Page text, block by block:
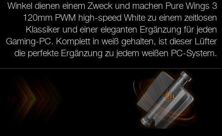
Winkel dienen einem Zweck und machen Pure Wings 3
120mm PWM high-speed White zu einem zeitlosen
Klassiker und einer eleganten Ergänzung für jeden
Gaming-PC. Komplett in weiß gehalten, ist dieser Lüfter
die perfekte Ergänzung zu jedem weißen PC-System.